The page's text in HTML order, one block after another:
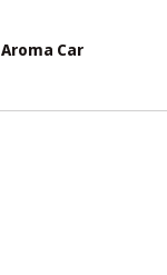
Aroma Car